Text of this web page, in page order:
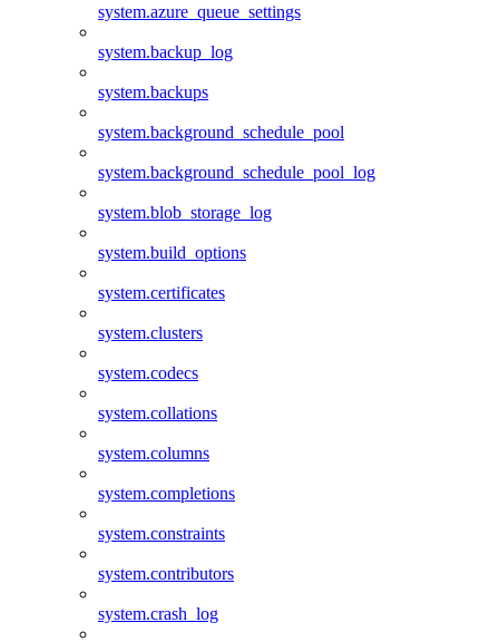
system.azure_queue_settings
system.backup_log
system.backups
system.background_schedule_pool
system.background_schedule_pool_log
system.blob_storage_log
system.build_options
system.certificates
system.clusters
system.codecs
system.collations
system.columns
system.completions
system.constraints
system.contributors
system.crash_log